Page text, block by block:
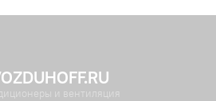
и вентиляция